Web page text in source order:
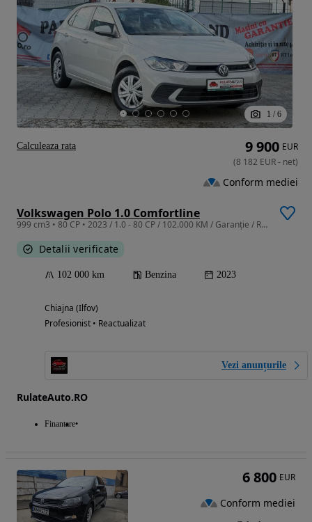
1 / 6
Volkswagen Polo 1.0 Comfortline
999 cm3 • 80 CP • 2023 / 1.0 - 80 CP / 102.000 KM / Garanție / Rate / Leasing
Detalii verificate
102 000 km Benzina 2023
Chiajna (Ilfov)
Profesionist • Reactualizat
Vezi anunțurile
RulateAuto.RO
Finantare
9 900 EUR
(8 182 EUR- net)
Conform mediei
Calculeaza rata
6 800 EUR
Conform mediei